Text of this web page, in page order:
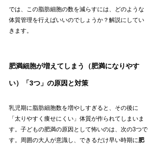
では、この脂肪細胞の数を減らすには、どのような
体質管理を行えばいいのでしょうか？解説にしてい
きます。
肥満細胞が増えてしまう（肥満になりやす
い）「3つ」の原因と対策
乳児期に脂肪細胞数を増やしすぎると、その後に
「太りやすく痩せにくい」体質が作られてしまいま
す。子どもの肥満の原因として怖いのは、次の3つで
す。周囲の大人が意識し、できるだけ早い時期に肥